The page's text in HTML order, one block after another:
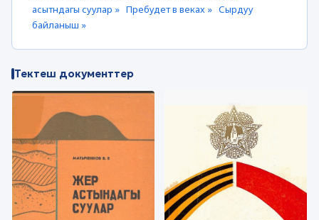
асытндагы суулар » Пребудет в веках » Сырдуу
байланыш »
Тектеш документтер